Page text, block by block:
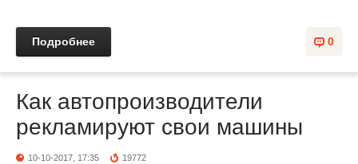
0
Подробнее
Как автопроизводители
рекламируют свои машины
10-10-2017, 17:35 19772